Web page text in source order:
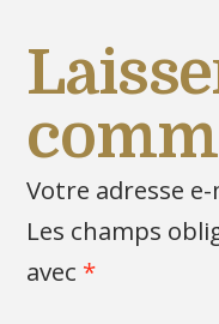
Votre adresse
Les champs
avec *